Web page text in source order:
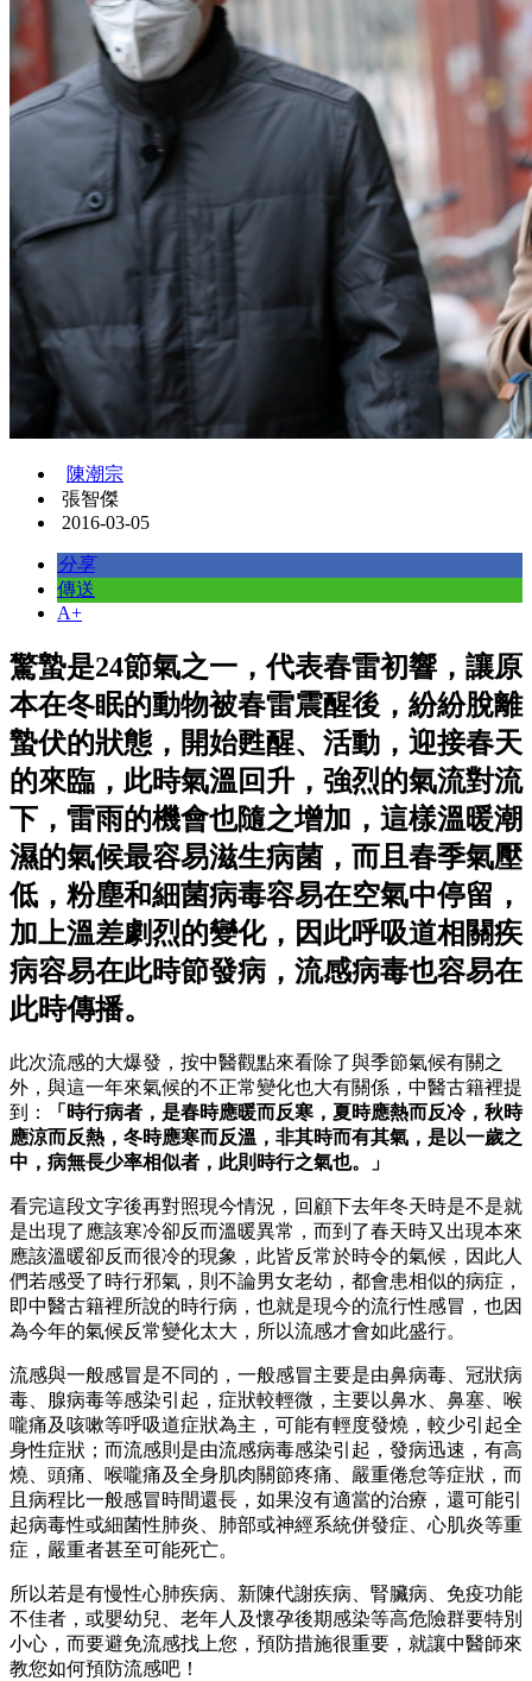
陳潮宗
張智傑
2016-03-05
分享
傳送
A+
驚蟄是24節氣之一，代表春雷初響，讓原
本在冬眠的動物被春雷震醒後，紛紛脫離
蟄伏的狀態，開始甦醒、活動，迎接春天
的來臨，此時氣溫回升，強烈的氣流對流
下，雷雨的機會也隨之增加，這樣溫暖潮
濕的氣候最容易滋生病菌，而且春季氣壓
低，粉塵和細菌病毒容易在空氣中停留，
加上溫差劇烈的變化，因此呼吸道相關疾
病容易在此時節發病，流感病毒也容易在
此時傳播。
此次流感的大爆發，按中醫觀點來看除了與季節氣候有關之
外，與這一年來氣候的不正常變化也大有關係，中醫古籍裡提
到：
「時行病者，是春時應暖而反寒，夏時應熱而反冷，秋時
應涼而反熱，冬時應寒而反溫，非其時而有其氣，是以一歲之
中，病無長少率相似者，此則時行之氣也。」
看完這段文字後再對照現今情況，回顧下去年冬天時是不是就
是出現了應該寒冷卻反而溫暖異常，而到了春天時又出現本來
應該溫暖卻反而很冷的現象，此皆反常於時令的氣候，因此人
們若感受了時行邪氣，則不論男女老幼，都會患相似的病症，
即中醫古籍裡所說的時行病，也就是現今的流行性感冒，也因
為今年的氣候反常變化太大，所以流感才會如此盛行。
流感與一般感冒是不同的，一般感冒主要是由鼻病毒、冠狀病
毒、腺病毒等感染引起，症狀較輕微，主要以鼻水、鼻塞、喉
嚨痛及咳嗽等呼吸道症狀為主，可能有輕度發燒，較少引起全
身性症狀；而流感則是由流感病毒感染引起，發病迅速，有高
燒、頭痛、喉嚨痛及全身肌肉關節疼痛、嚴重倦怠等症狀，而
且病程比一般感冒時間還長，如果沒有適當的治療，還可能引
起病毒性或細菌性肺炎、肺部或神經系統併發症、心肌炎等重
症，嚴重者甚至可能死亡。
所以若是有慢性心肺疾病、新陳代謝疾病、腎臟病、免疫功能
不佳者，或嬰幼兒、老年人及懷孕後期感染等高危險群要特別
小心，而要避免流感找上您，預防措施很重要，就讓中醫師來
教您如何預防流感吧！